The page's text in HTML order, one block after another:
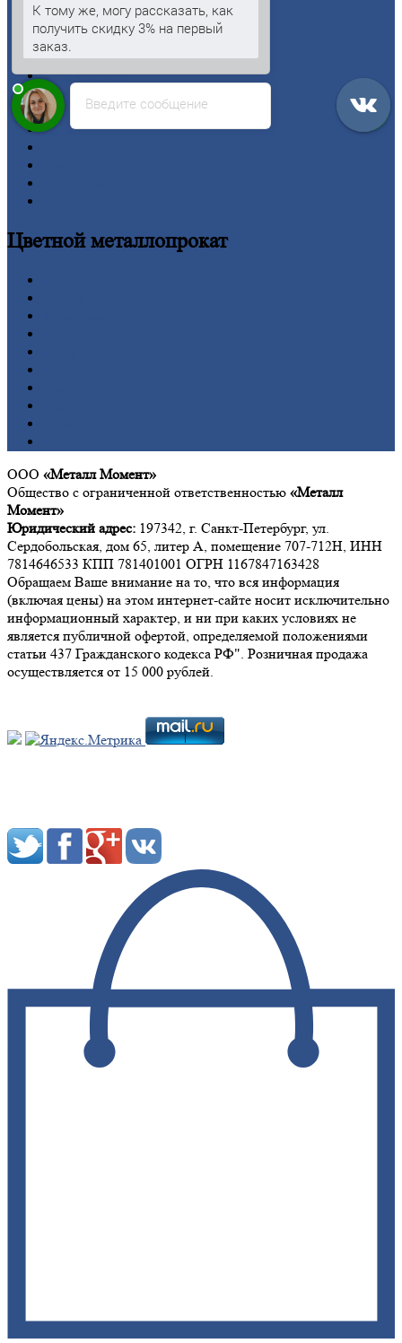
Арматура
Двутавровая балка (двутавр)
Квадрат
Кругстальной
Лист
Проволока
Рельсы
Цветнойметаллопрокат
ООО «Металл Момент»
Общество с ограниченной ответственностью «Металл
Момент»
Юридический адрес: 197342, г. Санкт-Петербург, ул.
Сердобольская, дом 65, литер А, помещение 707-712Н, ИНН
7814646533 КПП 781401001 ОГРН 1167847163428
Обращаем Ваше внимание на то, что вся информация
(включая цены) на этом интернет-сайте носит исключительно
информационный характер, и ни при каких условиях не
является публичной офертой, определяемой положениями
статьи 437 Гражданского кодекса РФ". Розничная продажа
осуществляется от 15 000 рублей.
Введите сообщение
К тому же, могу рассказать, как
получить скидку 3% на первый
заказ.